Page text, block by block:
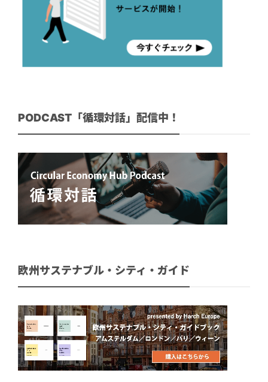
PODCAST「循環対話」配信中！
欧州サステナブル・シティ・ガイド